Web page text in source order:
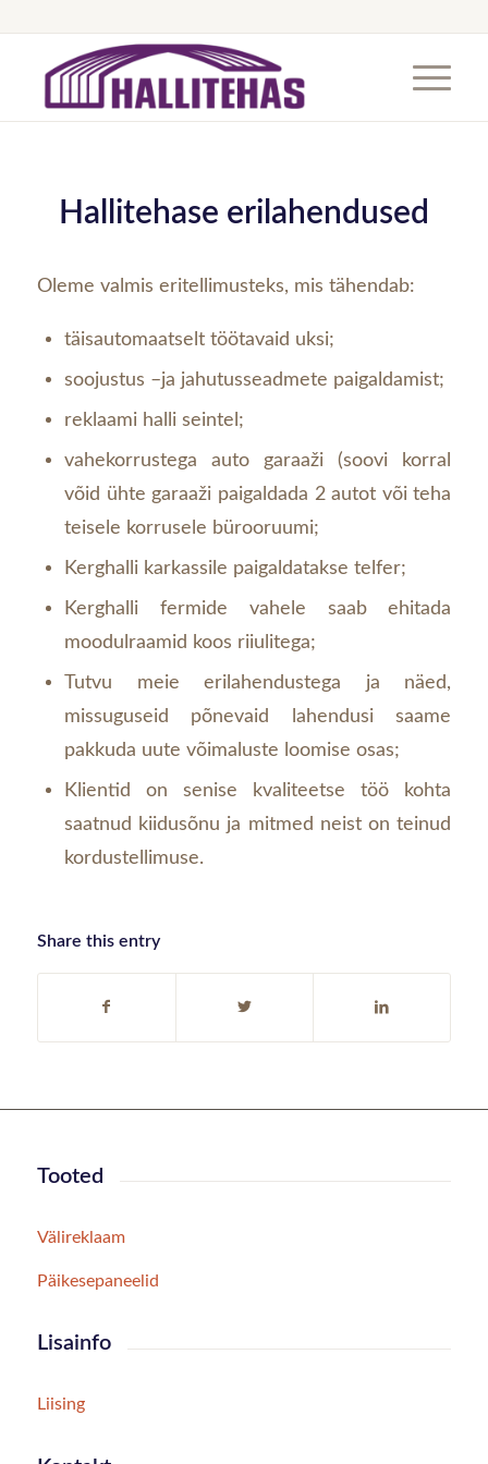
Hallitehase erilahendused
Oleme valmis eritellimusteks, mis tähendab:
täisautomaatselt töötavaid uksi;
soojustus –ja jahutusseadmete paigaldamist;
reklaami halli seintel;
vahekorrustega auto garaaži (soovi korral
võid ühte garaaži paigaldada 2 autot või teha
teisele korrusele bürooruumi;
Kerghalli karkassile paigaldatakse telfer;
Kerghalli fermide vahele saab ehitada
moodulraamid koos riiulitega;
Tutvu meie erilahendustega ja näed,
missuguseid põnevaid lahendusi saame
pakkuda uute võimaluste loomise osas;
Klientid on senise kvaliteetse töö kohta
saatnud kiidusõnu ja mitmed neist on teinud
kordustellimuse.
Share this entry
Tooted
Välireklaam
Päikesepaneelid
Lisainfo
Liising